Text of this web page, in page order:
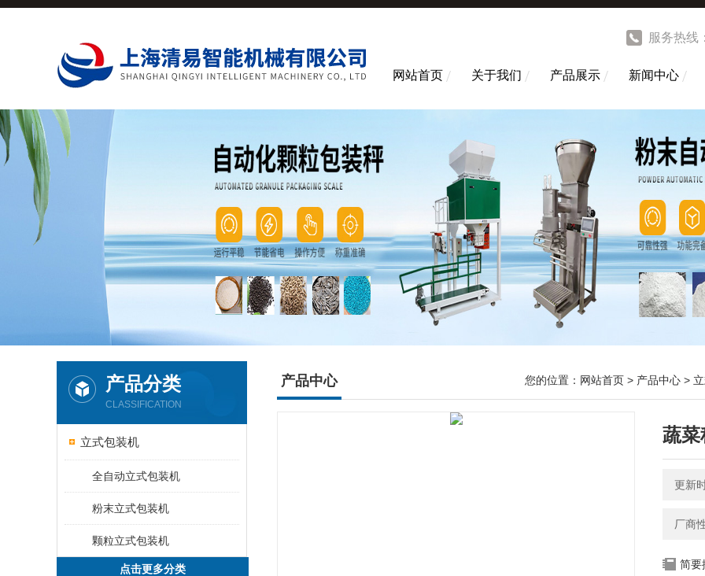
服务热线：
网站首页 关于我们 产品展示 新闻中心
产品分类
CLASSIFICATION
立式包装机
全自动立式包装机
粉末立式包装机
颗粒立式包装机
点击更多分类
产品中心 您的位置： 网站首页 > 产品中心 >
蔬菜
更新
厂商
简要